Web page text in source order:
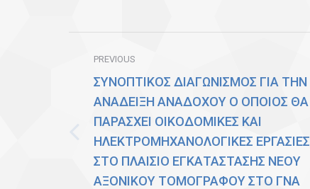
navigation
PREVIOUS
Previous
post:
ΣΥΝΟΠΤΙΚΟΣ ΔΙΑΓΩΝΙΣΜΟΣ ΓΙΑ ΤΗΝ
ΑΝΑΔΕΙΞΗ ΑΝΑΔΟΧΟΥ Ο ΟΠΟΙΟΣ ΘΑ
ΠΑΡΑΣΧΕΙ ΟΙΚΟΔΟΜΙΚΕΣ ΚΑΙ
ΗΛΕΚΤΡΟΜΗΧΑΝΟΛΟΓΙΚΕΣ ΕΡΓΑΣΙΕΣ
ΣΤΟ ΠΛΑΙΣΙΟ ΕΓΚΑΤΑΣΤΑΣΗΣ ΝΕΟΥ
ΑΞΟΝΙΚΟΥ ΤΟΜΟΓΡΑΦΟΥ ΣΤΟ ΓΝΑ